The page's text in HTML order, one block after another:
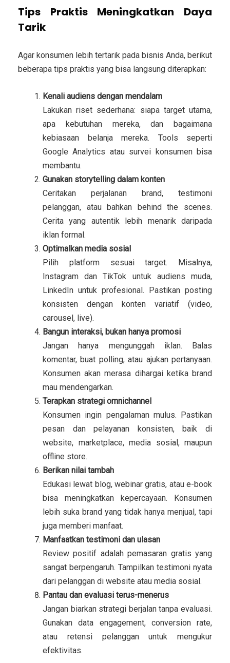
Tips Praktis Meningkatkan Daya
Tarik
Agar konsumen lebih tertarik pada bisnis Anda, berikut
beberapa tips praktis yang bisa langsung diterapkan:
Kenali audiens dengan mendalam
Lakukan riset sederhana: siapa target utama,
apa kebutuhan mereka, dan bagaimana
kebiasaan belanja mereka. Tools seperti
Google Analytics atau survei konsumen bisa
membantu.
Gunakan storytelling dalam konten
Ceritakan perjalanan brand, testimoni
pelanggan, atau bahkan behind the scenes.
Cerita yang autentik lebih menarik daripada
iklan formal.
Optimalkan media sosial
Pilih platform sesuai target. Misalnya,
Instagram dan TikTok untuk audiens muda,
LinkedIn untuk profesional. Pastikan posting
konsisten dengan konten variatif (video,
carousel, live).
Bangun interaksi, bukan hanya promosi
Jangan hanya mengunggah iklan. Balas
komentar, buat polling, atau ajukan pertanyaan.
Konsumen akan merasa dihargai ketika brand
mau mendengarkan.
Terapkan strategi omnichannel
Konsumen ingin pengalaman mulus. Pastikan
pesan dan pelayanan konsisten, baik di
website, marketplace, media sosial, maupun
offline store.
Berikan nilai tambah
Edukasi lewat blog, webinar gratis, atau e-book
bisa meningkatkan kepercayaan. Konsumen
lebih suka brand yang tidak hanya menjual, tapi
juga memberi manfaat.
Manfaatkan testimoni dan ulasan
Review positif adalah pemasaran gratis yang
sangat berpengaruh. Tampilkan testimoni nyata
dari pelanggan di website atau media sosial.
Pantau dan evaluasi terus-menerus
Jangan biarkan strategi berjalan tanpa evaluasi.
Gunakan data engagement, conversion rate,
atau retensi pelanggan untuk mengukur
efektivitas.